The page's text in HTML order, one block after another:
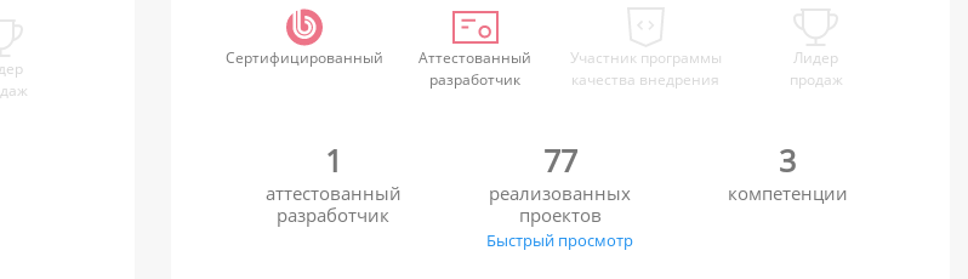
Сертифицированный
Аттестованный
разработчик
Участник программы
качества внедрения
Лидер
продаж
1
аттестованный
разработчик
77
реализованных
проектов
Быстрый просмотр
3
компетенции